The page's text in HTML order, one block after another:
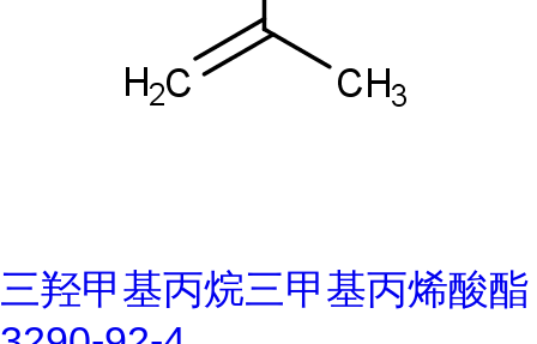
三羟甲基丙烷三甲基丙烯酸酯